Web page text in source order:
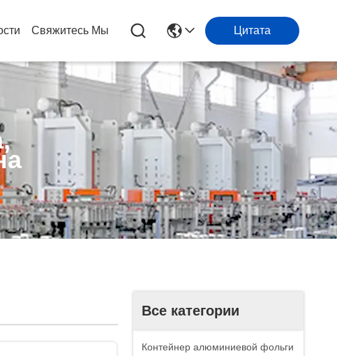
Свяжитесь Мы Цитата
Все категории
Контейнер алюминиевой фольги